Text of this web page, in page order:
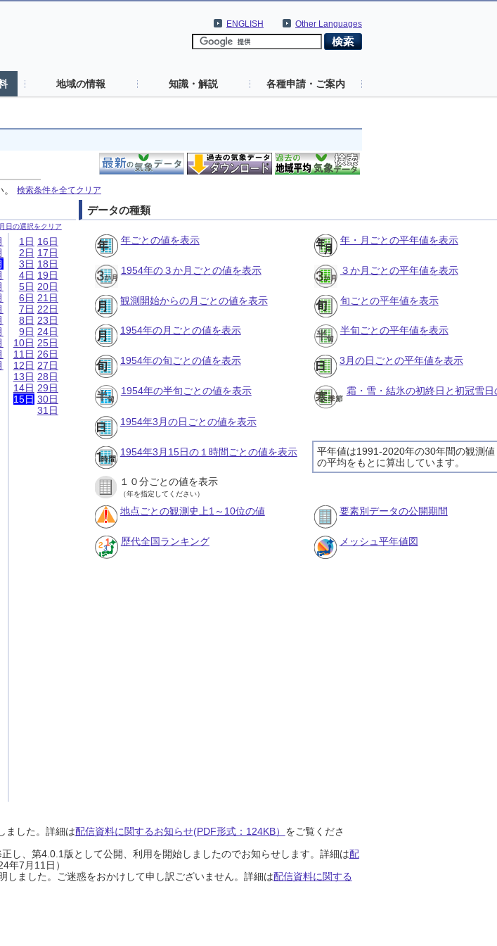
Other Languages
ENGLISH
地域の情報 知識・解説 各種申請・ご案内
検索条件を全てクリア
日の選択をクリア
1日
2日
3日
4日
5日
6日
7日
8日
9日
10日
11日
12日
13日
14日
15日
16日
17日
18日
19日
20日
21日
22日
23日
24日
25日
26日
27日
28日
29日
30日
31日
データの種類
年ごとの値を表示 年・月ごとの平年値を表示
1954年の３か月ごとの値を表示 ３か月ごとの平年値を表示
観測開始からの月ごとの値を表示 旬ごとの平年値を表示
1954年の月ごとの値を表示 半旬ごとの平年値を表示
1954年の旬ごとの値を表示 3月の日ごとの平年値を表示
1954年の半旬ごとの値を表示 霜・雪・結氷の初終日と初冠雪
1954年3月の日ごとの値を表示
平年値は1991-2020年の30年間の観測値
の平均をもとに算出しています。
1954年3月15日の１時間ごとの値を表示
１０分ごとの値を表示
（年を指定してください）
地点ごとの観測史上1～10位の値 要素別データの公開期間
歴代全国ランキング メッシュ平年値図
ました。詳細は配信資料に関するお知らせ(PDF形式：124KB） をご覧くださ
し、第4.0.1版として公開、利用を開始しましたのでお知らせします。詳細は配
年7月11日）
ました。ご迷惑をおかけして申し訳ございません。詳細は配信資料に関する